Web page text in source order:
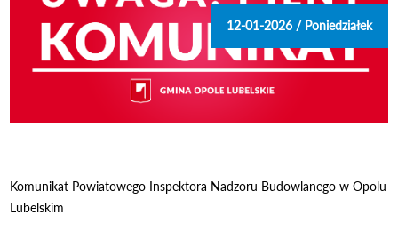
12-01-2026 / Poniedziałek
Komunikat Powiatowego Inspektora Nadzoru Budowlanegow Opolu
Lubelskim